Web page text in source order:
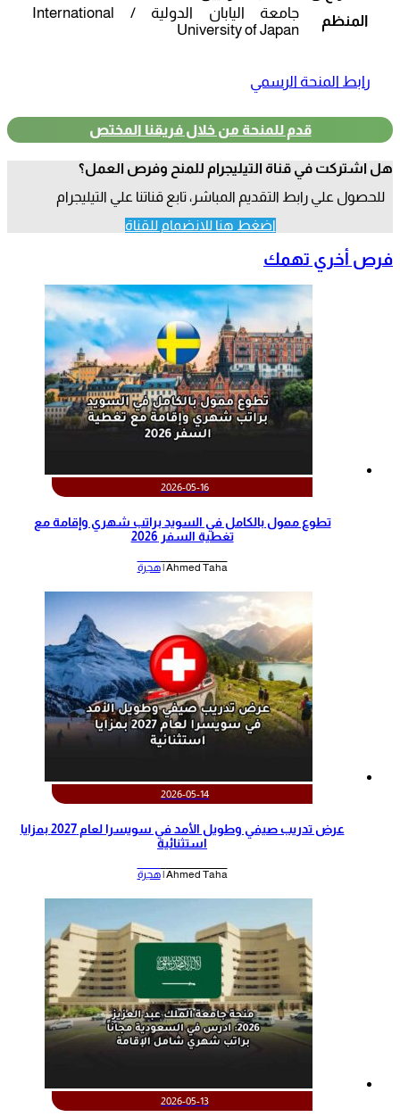
المنظم
جامعة اليابان الدولية / International
University of Japan
رابط المنحة الرسمي
قدم للمنحة من خلال فريقنا المختص
هل اشتركت في قناة التيليجرام للمنح وفرص العمل؟
للحصول علي رابط التقديم المباشر، تابع قناتنا علي التيليجرام
اضغط هنا للانضمام للقناة
فرص أخري تهمك
2026-05-16
تطوع ممول بالكامل في السويد براتب شهري وإقامة مع
تغطية السفر 2026
Ahmed Taha | هجرة
2026-05-14
عرض تدريب صيفي وطويل الأمد في سويسرا لعام 2027 بمزايا
استثنائية
Ahmed Taha | هجرة
2026-05-13